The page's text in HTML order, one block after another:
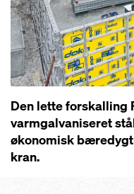
Den lette forskalling
varmgalvaniseret
økonomisk
kran.